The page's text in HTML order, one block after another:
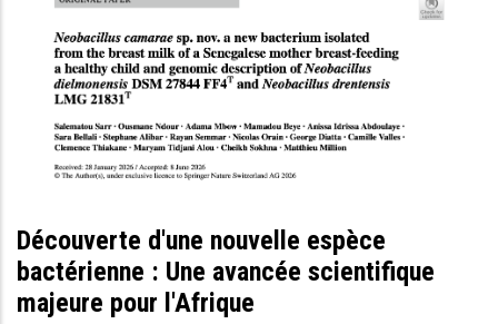
Découverte d'une nouvelle espèce
bactérienne : Une avancée scientifique
majeure pour l'Afrique